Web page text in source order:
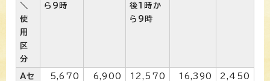
＼
使
用
区
分
ら9時
後1時か
ら9時
Aセ
5,670 6,900 12,570 16,390 2,450